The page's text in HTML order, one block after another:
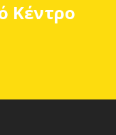
Κέντρο